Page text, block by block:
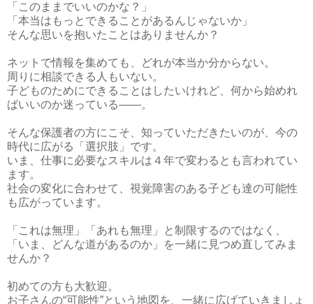
「このままでいいのかな？」
「本当はもっとできることがあるんじゃないか」
そんな思いを抱いたことはありませんか？
ネットで情報を集めても、どれが本当か分からない。
周りに相談できる人もいない。
子どものためにできることはしたいけれど、何から始めれ
ばいいのか迷っている――。
そんな保護者の方にこそ、知っていただきたいのが、今の
時代に広がる「選択肢」です。
いま、仕事に必要なスキルは４年で変わるとも言われてい
ます。
社会の変化に合わせて、視覚障害のある子ども達の可能性
も広がっています。
「これは無理」「あれも無理」と制限するのではなく、
「いま、どんな道があるのか」を一緒に見つめ直してみま
せんか？
初めての方も大歓迎。
お子さんの“可能性”という地図を、一緒に広げていきましょ